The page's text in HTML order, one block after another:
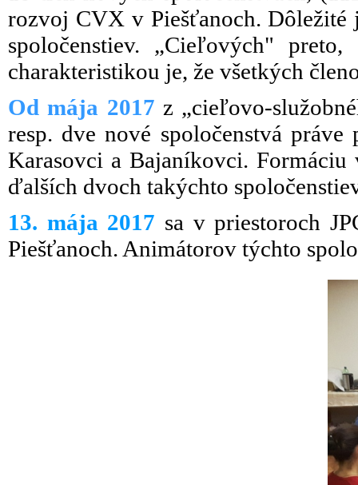
rozvoj CVX v Piešťanoch.
spoločenstiev. „Cieľových"
charakteristikou je, že všetkých
Od mája 2017 z „cieľovo-
resp. dve nové spoločenstvá
Karasovci a Bajaníkovci. Formáciu
ďalších dvoch takýchto
13. mája 2017 sa v priestoroch
Piešťanoch. Animátorov týchto